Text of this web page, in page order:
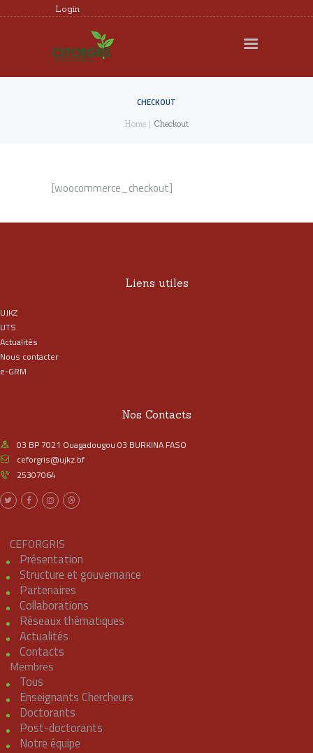
Login
CHECKOUT
Home Checkout
CEFORGRIS
MEMBRES
RECHERCHE
FORMATION
REQUÊTES ET
[woocommerce_checkout]
Liens utiles
UJKZ
UTS
Actualités
Nous contacter
e-GRM
Nos Contacts
03 BP 7021 Ouagadougou 03 BURKINA FASO
ceforgris@ujkz.bf
25307064
CEFORGRIS
Présentation
Structure et gouvernance
Partenaires
Collaborations
Réseaux thématiques
Actualités
Contacts
Membres
Tous
Enseignants Chercheurs
Doctorants
Post-doctorants
Notre équipe